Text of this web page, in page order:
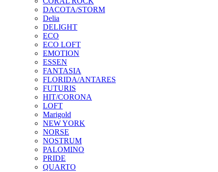
DACOTA/STORM
Delia
DELIGHT
ECO
ECO LOFT
EMOTION
ESSEN
FANTASIA
FLORIDA/ANTARES
FUTURIS
HIT/CORONA
LOFT
Marigold
NEW YORK
NORSE
NOSTRUM
PALOMINO
PRIDE
QUARTO